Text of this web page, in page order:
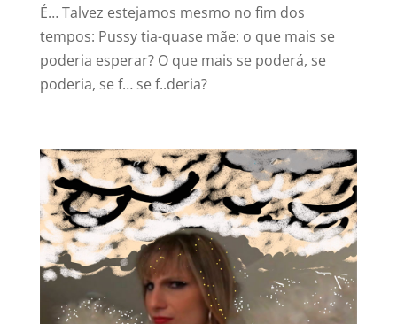
É… Talvez estejamos mesmo no fim dos
tempos: Pussy tia-quase mãe: o que mais se
poderia esperar? O que mais se poderá, se
poderia, se f… se f..deria?